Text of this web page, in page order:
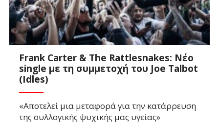
Frank Carter & The Rattlesnakes: Νέο
single με τη συμμετοχή του Joe Talbot
(Idles)
«Αποτελεί μια μεταφορά για την κατάρρευση
της συλλογικής ψυχικής μας υγείας»